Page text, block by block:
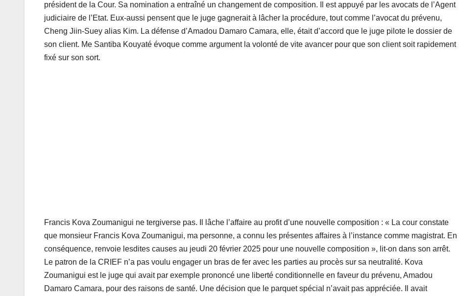
président de la Cour. Sa nomination a entraîné un changement de composition. Il est appuyé par les avocats de l’Agent
judiciaire de l’Etat. Eux-aussi pensent que le juge gagnerait à lâcher la procédure, tout comme l’avocat du prévenu,
Cheng Jiin-Suey alias Kim. La défense d’Amadou Damaro Camara, elle, était d’accord que le juge pilote le dossier de
son client. Me Santiba Kouyaté évoque comme argument la volonté de vite avancer pour que son client soit rapidement
fixé sur son sort.
Francis Kova Zoumanigui ne tergiverse pas. Il lâche l’affaire au profit d’une nouvelle composition : « La cour constate
que monsieur Francis Kova Zoumanigui, ma personne, a connu les présentes affaires à l’instance comme magistrat. En
conséquence, renvoie lesdites causes au jeudi 20 février 2025 pour une nouvelle composition », lit-on dans son arrêt.
Le patron de la CRIEF n’a pas voulu engager un bras de fer avec les parties au procès sur sa neutralité. Kova
Zoumanigui est le juge qui avait par exemple prononcé une liberté conditionnelle en faveur du prévenu, Amadou
Damaro Camara, pour des raisons de santé. Une décision que le parquet spécial n’avait pas appréciée. Il avait